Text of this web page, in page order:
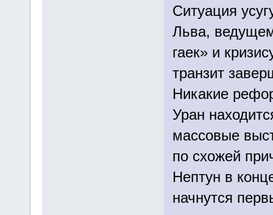
Ситуация
Льва,
гаек» и
транзит
Никакие
Уран
массовые
по схожей
Нептун в
начнутся